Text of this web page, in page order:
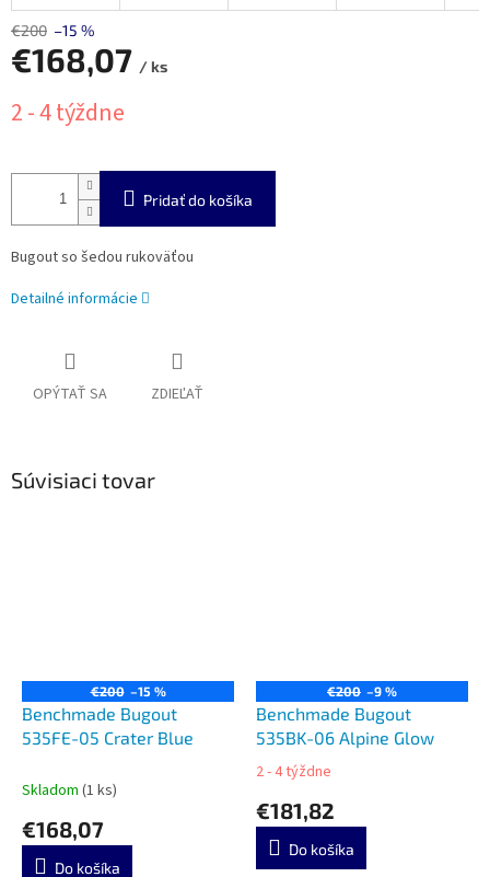
€200 –15 %
€168,07 / ks
cena:
2 - 4 týždne
Pridať do košíka
Bugout so šedou rukoväťou
Detailné informácie
OPÝTAŤ SA ZDIEĽAŤ
Súvisiaci tovar
€200 –15 %
Benchmade Bugout
535FE-05 Crater Blue
Skladom (1 ks)
€168,07
Do košíka
€200 –9 %
Benchmade Bugout
535BK-06 Alpine Glow
Priemerné
produktu
5,0
2 - 4 týždne
€181,82
Do košíka